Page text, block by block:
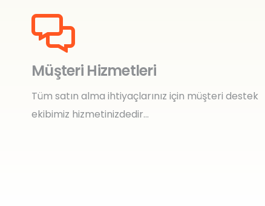
Müşteri Hizmetleri
Tüm satın alma ihtiyaçlarınız için müşteri destek
ekibimiz hizmetinizdedir…